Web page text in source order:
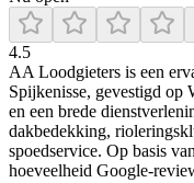
4.5
AA Loodgieters is een
Spijkenisse, gevestigd op
en een brede
dakbedekking,
spoedservice. Op basis
hoeveelheid Google-